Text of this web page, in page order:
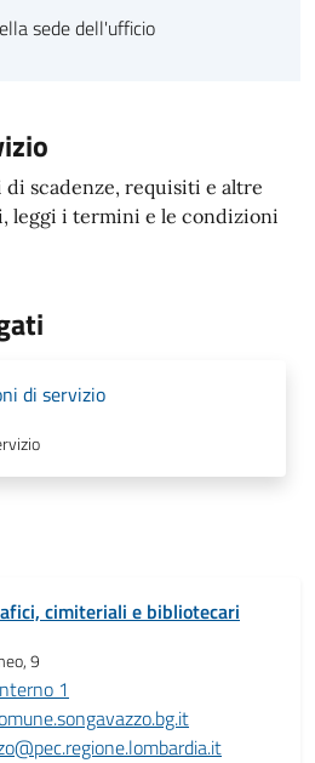
sede dell'ufficio
scadenze, requisiti e altre
leggi i termini e le condizioni
di servizio
cimiteriali e bibliotecari
9
1